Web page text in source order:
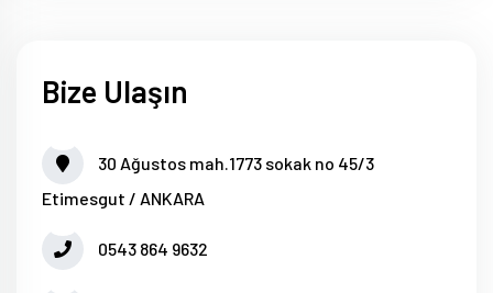
Bize Ulaşın
30 Ağustos mah.1773 sokak no 45/3
Etimesgut / ANKARA
0543 864 9632